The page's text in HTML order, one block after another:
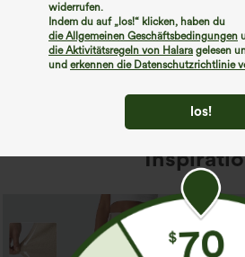
widerrufen.
Indem du auf „los!“ klicken, haben du
die Allgemeinen Geschäftsbedingungen
die Aktivitätsregeln von Halara gelesen
und erkennen die Datenschutzrichtlinie
los!
Mehr